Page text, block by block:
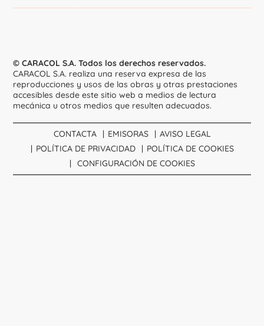
© CARACOL S.A. Todos los derechos reservados.
CARACOL S.A. realiza una reserva expresa de las
reproducciones y usos de las obras y otras prestaciones
accesibles desde este sitio web a medios de lectura
mecánica u otros medios que resulten adecuados.
CONTACTA EMISORAS
AVISO LEGAL
POLÍTICA DE PRIVACIDAD
POLÍTICA DE COOKIES
CONFIGURACIÓN DE COOKIES